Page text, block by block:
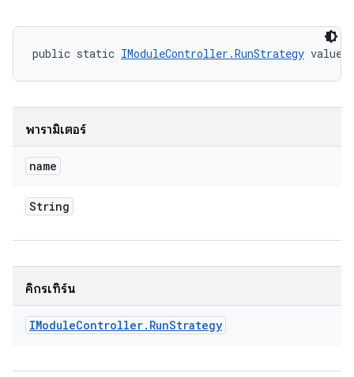
public static IModuleController.RunStrategy
พารามิเตอร์
name
String
คิกรีเทิร์น
IModuleController. RunStrategy